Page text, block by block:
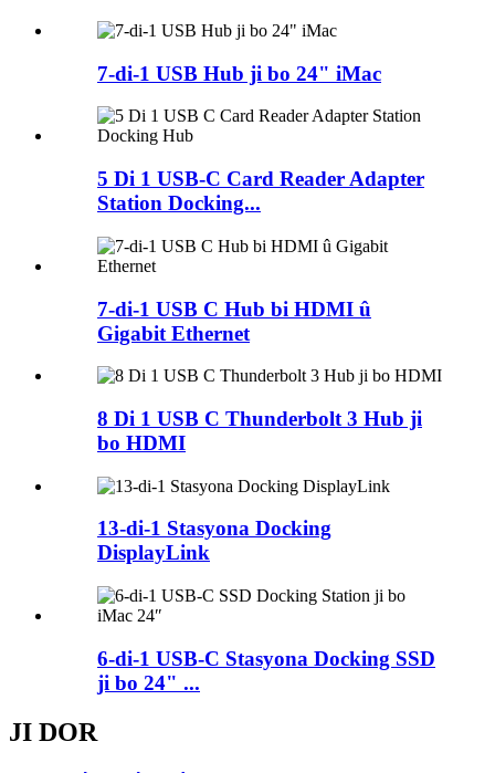
7-di-1 USB Hub ji bo 24" iMac
5 Di 1 USB-C Card Reader Adapter
Station Docking...
7-di-1 USB C Hub bi HDMI û
Gigabit Ethernet
8 Di 1 USB C Thunderbolt 3 Hub ji
bo HDMI
13-di-1 Stasyona Docking
DisplayLink
6-di-1 USB-C Stasyona Docking SSD
ji bo 24" ...
JI DOR